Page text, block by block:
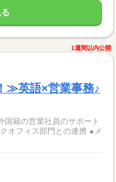
1週間以内公開
英語×営業事務♪
国籍の営業社員のサポート
オフィス部門との連携 ●メ